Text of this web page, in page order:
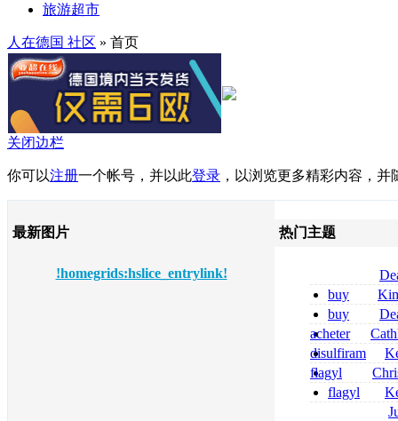
旅游超市
人在德国 社区 » 首页
关闭边栏
你可以注册一个帐号，并以此登录 ，以浏览更多精彩内容，
最新图片
!homegrids:hslice_entrylink!
热门主题
tizanidine
sans
buy
zolpidem usa
buy
pregabalin 300
pregabalin 300
acheter
dapsone site
disulfiram
sans
flagyl
senza
flagyl si può co
flagyl
online